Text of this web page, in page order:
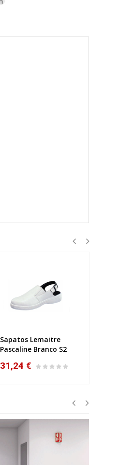
Sapatos Lemaitre
Pascaline Branco S2
31,24 €